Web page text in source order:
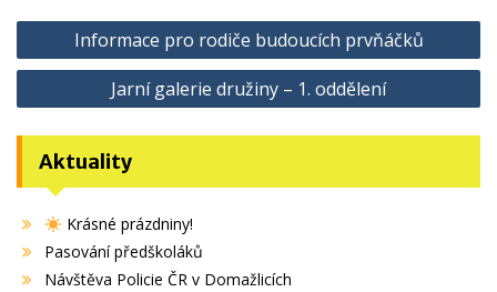
Navigace
pro
příspěvek
Informace pro rodiče budoucích prvňáčků
Jarní galerie družiny – 1. oddělení
Aktuality
Krásné prázdniny!
Pasování předškoláků
Návštěva Policie ČR v Domažlicích